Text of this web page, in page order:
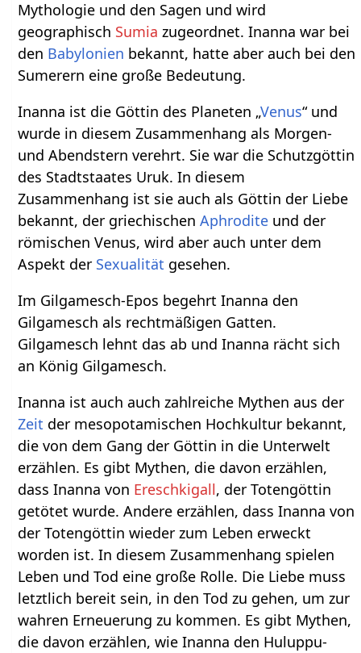
Mythologie und den Sagen und wird
geographisch Sumia zugeordnet. Inanna war bei
den Babylonien bekannt, hatte aber auch bei den
Sumerern eine große Bedeutung.
Inanna ist die Göttin des Planeten „Venus“ und
wurde in diesem Zusammenhang als Morgen-
und Abendstern verehrt. Sie war die Schutzgöttin
des Stadtstaates Uruk. In diesem
Zusammenhang ist sie auch als Göttin der Liebe
bekannt, der griechischenAphrodite und der
römischen Venus, wird aber auch unter dem
Aspekt der Sexualität gesehen.
Im Gilgamesch-Epos begehrt Inanna den
Gilgamesch als rechtmäßigen Gatten.
Gilgamesch lehnt das ab und Inanna rächt sich
an König Gilgamesch.
Inanna ist auch auch zahlreiche Mythen aus der
Zeit der mesopotamischen Hochkultur bekannt,
die von dem Gang der Göttin in die Unterwelt
erzählen. Es gibt Mythen, die davon erzählen,
dass Inanna von Ereschkigall, der Totengöttin
getötet wurde. Andere erzählen, dass Inanna von
der Totengöttin wieder zum Leben erweckt
worden ist. In diesem Zusammenhang spielen
Leben und Tod eine große Rolle. Die Liebe muss
letztlich bereit sein, in den Tod zu gehen, um zur
wahren Erneuerung zu kommen. Es gibt Mythen,
die davon erzählen, wie Inanna den Huluppu-